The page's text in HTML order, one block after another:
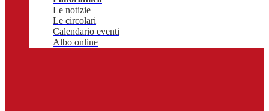
Le notizie
Le circolari
Calendario eventi
Albo online